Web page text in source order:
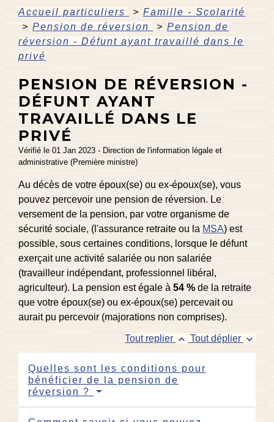
Accueil particuliers > Famille - Scolarité
> Pension de réversion > Pension de
réversion - Défunt ayant travaillé dans le
privé
PENSION DE RÉVERSION -
DÉFUNT AYANT
TRAVAILLÉ DANS LE
PRIVÉ
Vérifié le 01 Jan 2023 - Direction de l'information légale et
administrative (Première ministre)
Au décès de votre époux(se) ou ex-époux(se), vous
pouvez percevoir une pension de réversion. Le
versement de la pension, par votre organisme de
sécurité sociale, (l'assurance retraite ou laMSA) est
possible, sous certaines conditions, lorsque le défunt
exerçait une activité salariée ou non salariée
(travailleur indépendant, professionnel libéral,
agriculteur). La pension est égale à54 % de la retraite
que votre époux(se) ou ex-époux(se) percevait ou
aurait pu percevoir (majorations non comprises).
Tout replier keyboard_arrow_up Tout déplier keyboard_arrow_down
Quelles sont les conditions pour
bénéficier de la pension de
réversion ?